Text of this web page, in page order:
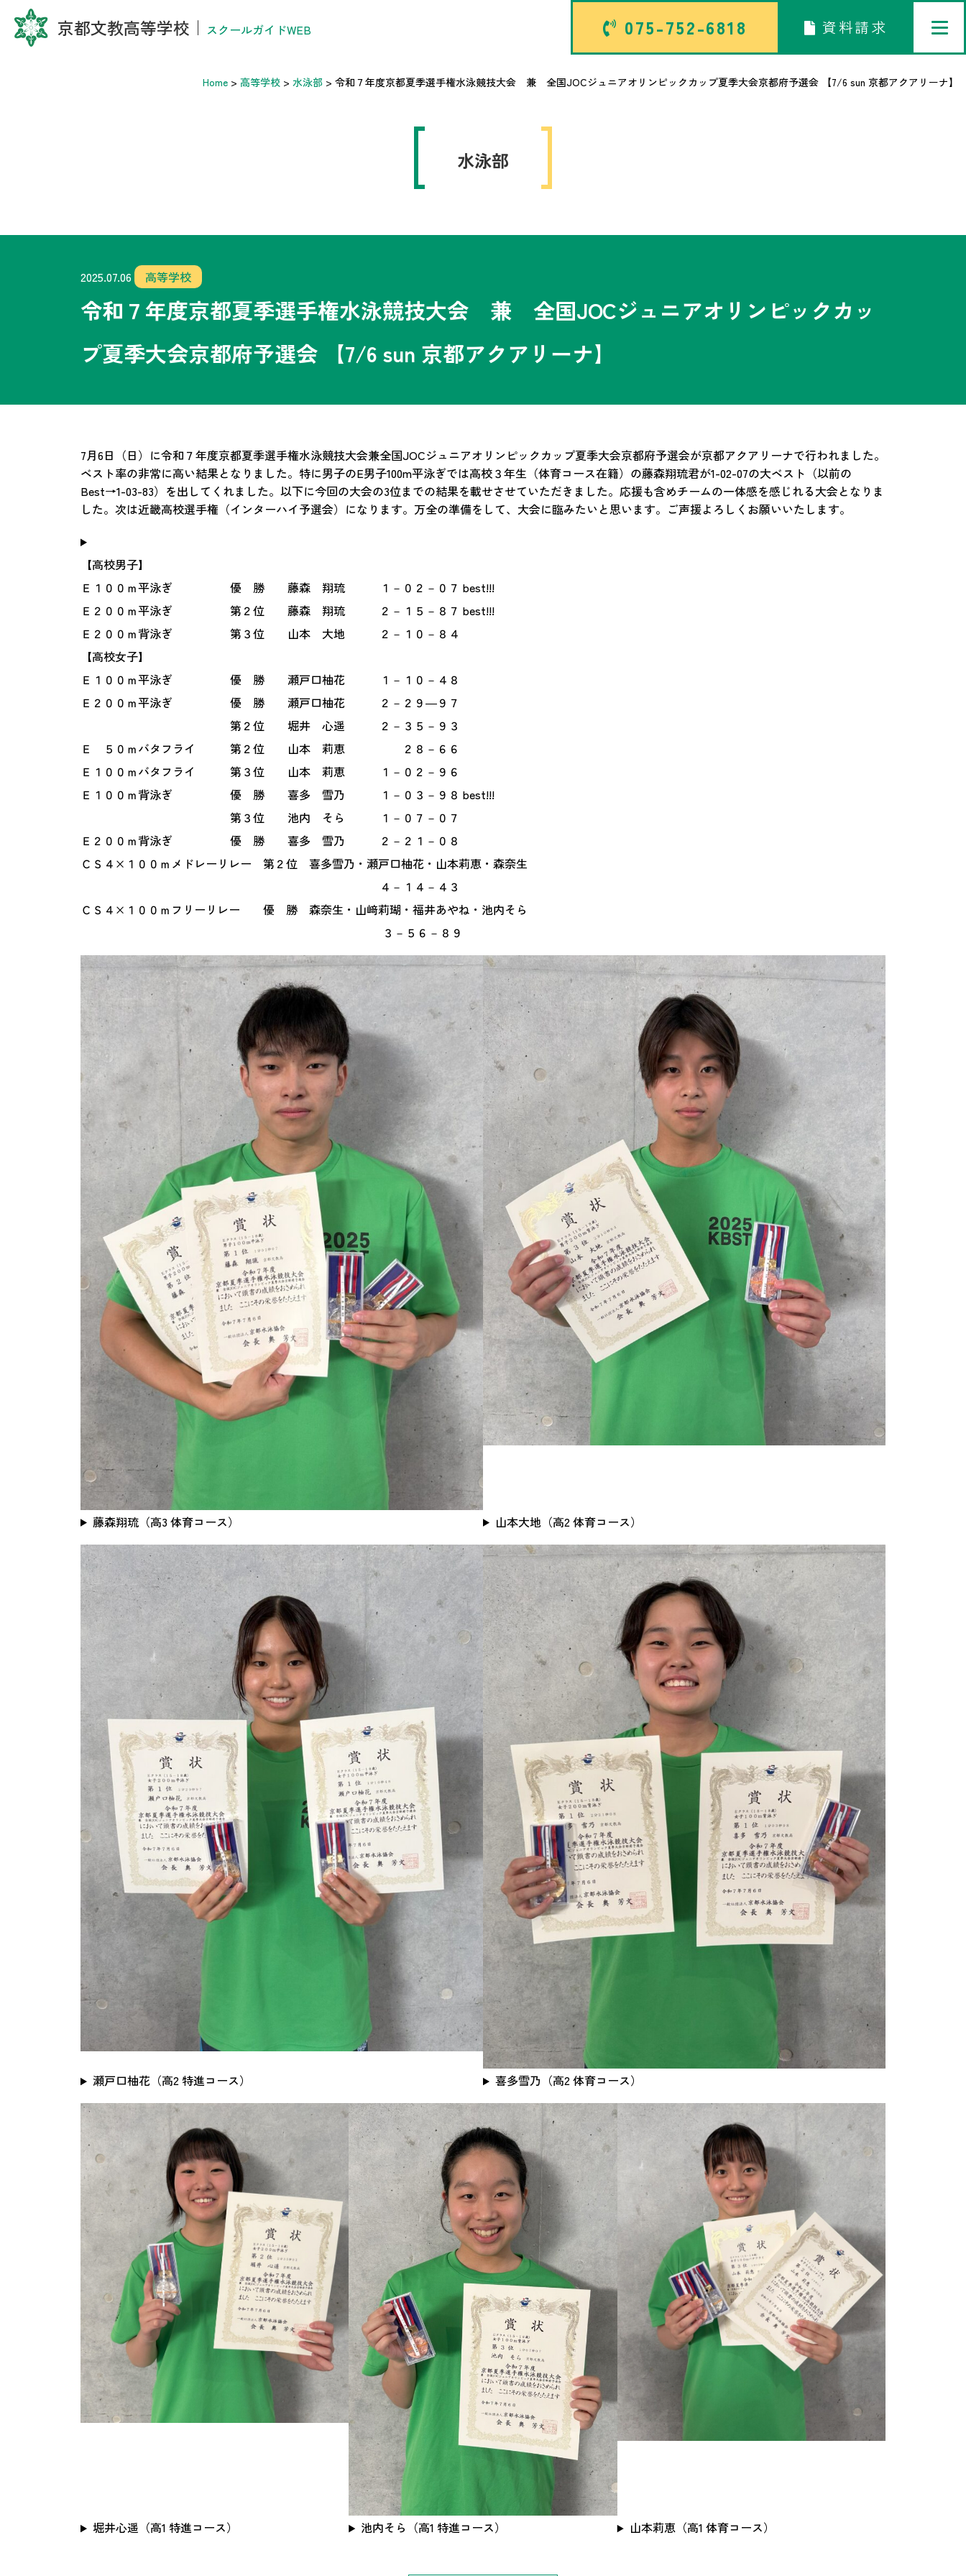
京都文教高等学校 ｜ スクールガイドWEB 075-752-6818 資料請求
Home > 高等学校 > 水泳部 > 令和７年度京都夏季選手権水泳競技大会 兼 全国JOCジュニアオリンピックカップ夏季大会京都府予選会 【7/6 sun 京都アクアリーナ】
水泳部
2025.07.06 高等学校
令和７年度京都夏季選手権水泳競技大会 兼 全国JOCジュニアオリンピックカッ
プ夏季大会京都府予選会 【7/6 sun 京都アクアリーナ】
7月6日（日）に令和７年度京都夏季選手権水泳競技大会兼全国JOCジュニアオリンピックカップ夏季大会京都府予選会が京都アクアリーナで行われました。
ベスト率の非常に高い結果となりました。特に男子のE男子100m平泳ぎでは高校３年生（体育コース在籍）の藤森翔琉君が1-02-07の大ベスト（以前の
Best→1-03-83）を出してくれました。以下に今回の大会の3位までの結果を載せさせていただきました。応援も含めチームの一体感を感じれる大会となりま
した。次は近畿高校選手権（インターハイ予選会）になります。万全の準備をして、大会に臨みたいと思います。ご声援よろしくお願いいたします。
【高校男子】
Ｅ１００ｍ平泳ぎ 優 勝 藤森 翔琉 １－０２－０７ best!!!
Ｅ２００ｍ平泳ぎ 第２位 藤森 翔琉 ２－１５－８７ best!!!
Ｅ２００ｍ背泳ぎ 第３位 山本 大地 ２－１０－８４
【高校女子】
Ｅ１００ｍ平泳ぎ 優 勝 瀬戸口柚花 １－１０－４８
Ｅ２００ｍ平泳ぎ 優 勝 瀬戸口柚花 ２－２９―９７
第２位 堀井 心遥 ２－３５－９３
Ｅ ５０ｍバタフライ 第２位 山本 莉恵 ２８－６６
Ｅ１００ｍバタフライ 第３位 山本 莉恵 １－０２－９６
Ｅ１００ｍ背泳ぎ 優 勝 喜多 雪乃 １－０３－９８ best!!!
第３位 池内 そら １－０７－０７
Ｅ２００ｍ背泳ぎ 優 勝 喜多 雪乃 ２－２１－０８
ＣＳ４×１００ｍメドレーリレー 第２位 喜多雪乃・瀬戸口柚花・山本莉恵・森奈生
４－１４－４３
ＣＳ４×１００ｍフリーリレー 優 勝 森奈生・山﨑莉瑚・福井あやね・池内そら
３－５６－８９
藤森翔琉（高3 体育コース） 山本大地（高2 体育コース）
瀬戸口柚花（高2 特進コース） 喜多雪乃（高2 体育コース）
堀井心遥（高1 特進コース） 池内そら（高1 特進コース） 山本莉恵（高1 体育コース）